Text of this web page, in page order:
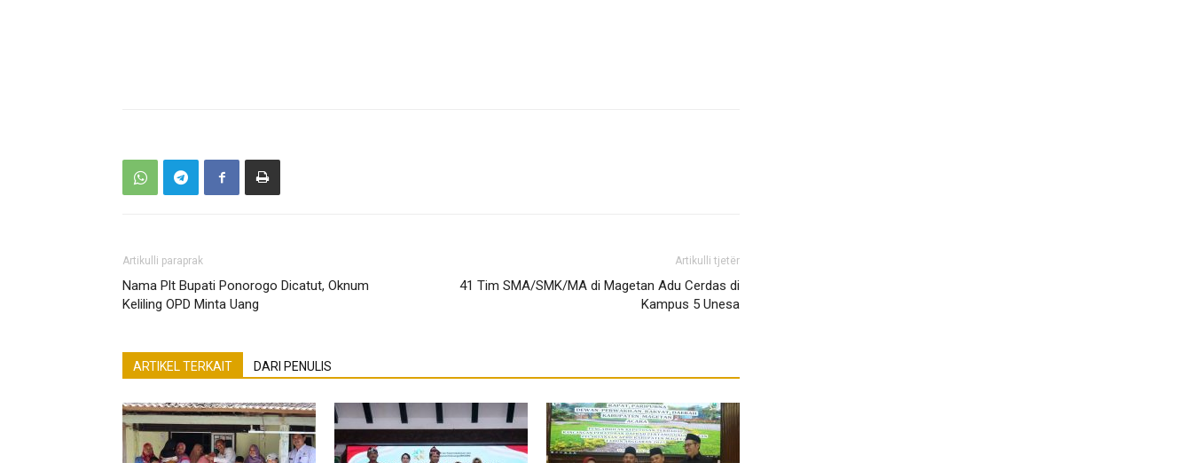
Artikulli paraprak
Nama Plt Bupati Ponorogo Dicatut, Oknum
Keliling OPD Minta Uang
Artikulli tjetër
41 Tim SMA/SMK/MA di Magetan Adu Cerdas di
Kampus 5 Unesa
ARTIKEL TERKAIT DARI PENULIS